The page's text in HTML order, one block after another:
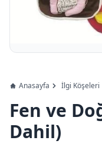
Anasayfa İlgi Köşeleri
Fen ve
Dahil)